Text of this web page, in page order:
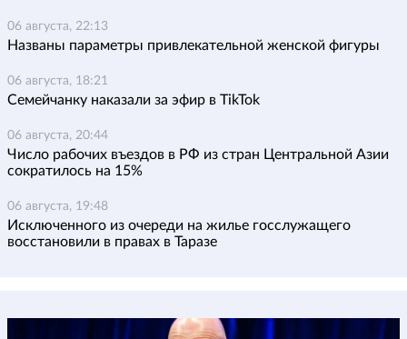
06 августа, 22:13
Названы параметры привлекательной женской фигуры
06 августа, 18:21
Семейчанку наказали за эфир в TikTok
06 августа, 20:44
Число рабочих въездов в РФ из стран Центральной Азии
сократилось на 15%
06 августа, 19:48
Исключенного из очереди на жилье госслужащего
восстановили в правах в Таразе